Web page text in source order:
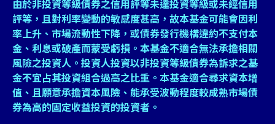
由於非投資等級債券之信用評等未達投資等級或未經信用
評等，且對利率變動的敏感度甚高，故本基金可能會因利
率上升、市場流動性下降，或債券發行機構違約不支付本
金、利息或破產而蒙受虧損。本基金不適合無法承擔相關
風險之投資人。投資人投資以非投資等級債券為訴求之基
金不宜占其投資組合過高之比重。本基金適合尋求資本增
值、且願意承擔資本風險、能承受波動程度較成熟市場債
券為高的固定收益投資的投資者。